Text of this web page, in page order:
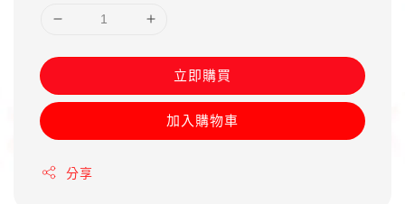
立即購買
加入購物車
分享